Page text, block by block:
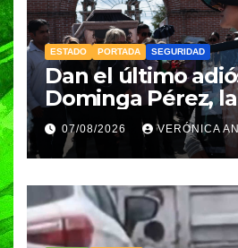
ESTADO PORTADA SEGURIDAD
Dan el último
Dominga Pérez,
83 años
un asalto en
07/08/2026 VERÓNICA